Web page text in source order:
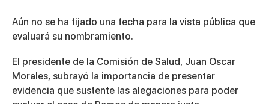
Aún no se ha fijado una fecha para la vista pública que
evaluará su nombramiento.
El presidente de la Comisión de Salud, Juan Oscar
Morales, subrayó la importancia de presentar
evidencia que sustente las alegaciones para poder